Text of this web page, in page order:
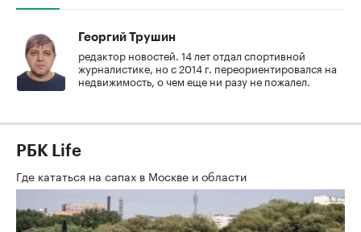
Георгий Трушин
редактор новостей. 14 лет отдал спортивной
журналистике, но с 2014 г. переориентировался на
недвижимость, о чем еще ни разу не пожалел.
РБК Life
Где кататься на сапах в Москве и области